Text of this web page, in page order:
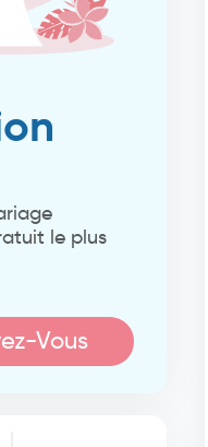
le plus
Vous